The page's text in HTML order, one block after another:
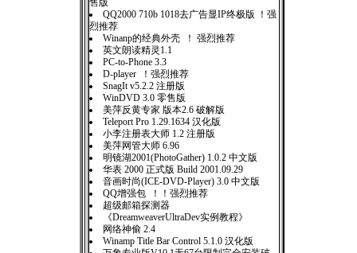
售版
QQ2000 710b 1018去广告显IP终极版 ！强
烈推荐
Winanp的经典外壳 ！ 强烈推荐
英文朗读精灵1.1
PC-to-Phone 3.3
D-player ！强烈推荐
SnagIt v5.2.2 注册版
WinDVD 3.0 零售版
美萍反黄专家 版本2.6 破解版
Teleport Pro 1.29.1634 汉化版
小李注册表大师 1.2 注册版
美萍网管大师 6.96
明镜湖2001(PhotoGather) 1.0.2 中文版
华表 2000 正式版 Build 2001.09.29
音画时尚(ICE-DVD-Player) 3.0 中文版
QQ增强包 ！！强烈推荐
超级邮箱探测器
《DreamweaverUltraDev实例教程》
网络神偷 2.4
Winamp Title Bar Control 5.1.0 汉化版